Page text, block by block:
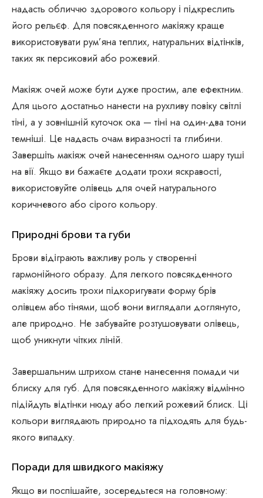
надасть обличчю здорового кольору і підкреслить
його рельєф. Для повсякденного макіяжу краще
використовувати рум’яна теплих, натуральних відтінків,
таких як персиковий або рожевий.
Макіяж очей може бути дуже простим, але ефектним.
Для цього достатньо нанести на рухливу повіку світлі
тіні, а у зовнішній куточок ока — тіні на один-два тони
темніші. Це надасть очам виразності та глибини.
Завершіть макіяж очей нанесенням одного шару туші
на вії. Якщо ви бажаєте додати трохи яскравості,
використовуйте олівець для очей натурального
коричневого або сірого кольору.
Природні брови та губи
Брови відіграють важливу роль у створенні
гармонійного образу. Для легкого повсякденного
макіяжу досить трохи підкоригувати форму брів
олівцем або тінями, щоб вони виглядали доглянуто,
але природно. Не забувайте розтушовувати олівець,
щоб уникнути чітких ліній.
Завершальним штрихом стане нанесення помади чи
блиску для губ. Для повсякденного макіяжу відмінно
підійдуть відтінки нюду або легкий рожевий блиск. Ці
кольори виглядають природно та підходять для будь-
якого випадку.
Поради для швидкого макіяжу
Якщо ви поспішайте, зосередьтеся на головному: